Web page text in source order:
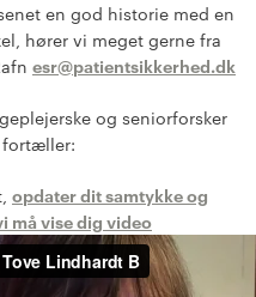
en god historie med en
hører vi meget gerne fra
esr@patientsikkerhed.dk
og seniorforsker
fortæller:
opdater dit samtykke og
må vise dig video